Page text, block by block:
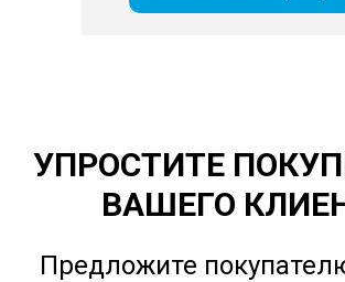
УПРОСТИТЕ
ВАШЕГО
Предложите